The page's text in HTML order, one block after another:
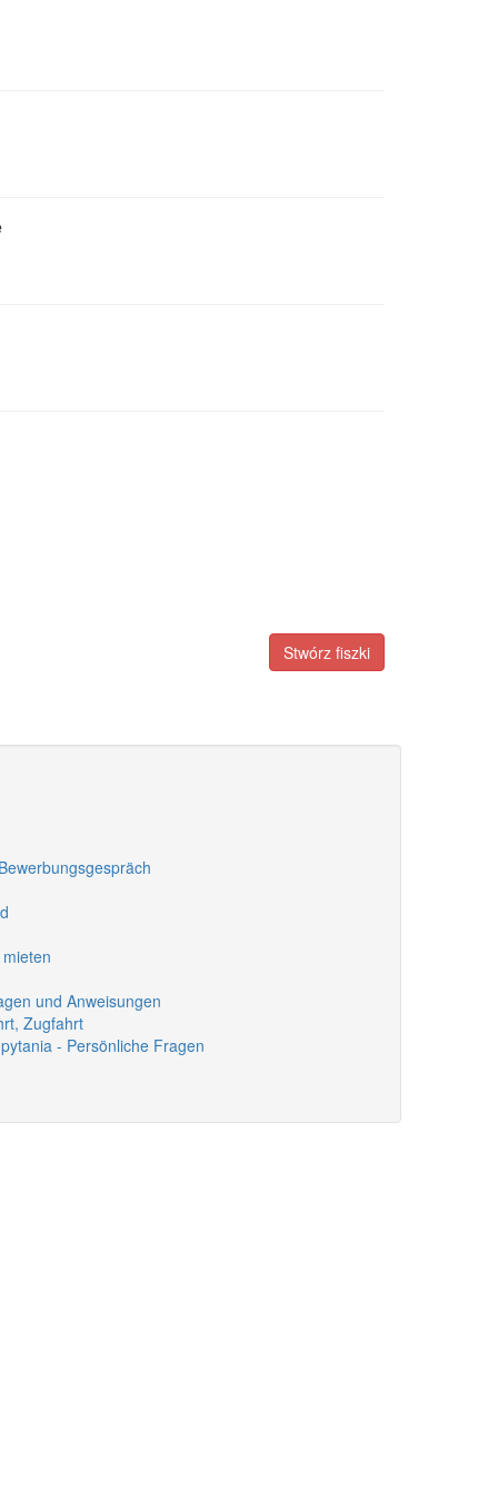
Stwórz fiszki
und Anweisungen
Zugfahrt
- Persönliche Fragen